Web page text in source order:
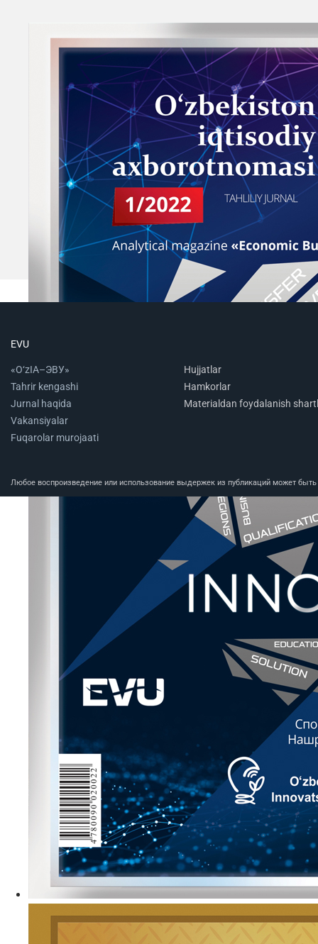
EVU
«O‘zIA–ЭВУ»
Tahrir kengashi
Jurnal haqida
Vakansiyalar
Fuqarolar murojaati
Hujjatlar
Hamkorlar
Materialdan foydalanish
Любое воспроизведение или использование выдержек из публикаций может